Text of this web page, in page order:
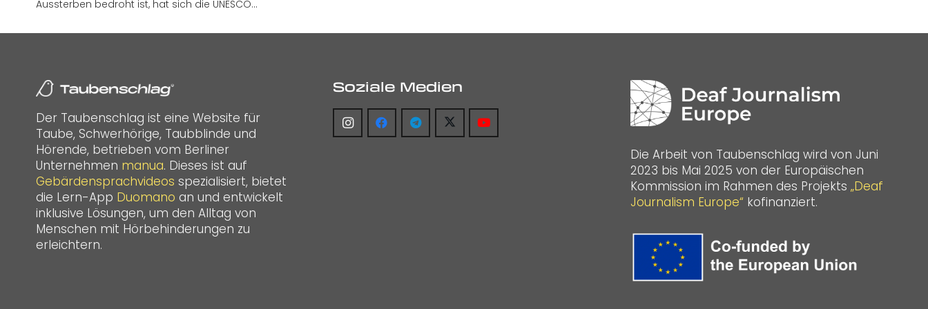
Aussterben bedroht ist, hat sich die UNESCO…
Der Taubenschlag ist eine Website für
Taube, Schwerhörige, Taubblinde und
Hörende, betrieben vom Berliner
Unternehmen manua. Dieses ist auf
Gebärdensprachvideos spezialisiert, bietet
die Lern-App Duomano an und entwickelt
inklusive Lösungen, um den Alltag von
Menschen mit Hörbehinderungen zu
erleichtern.
Soziale Medien
Die Arbeit von Taubenschlag wird von Juni
2023 bis Mai 2025 von der Europäischen
Kommission im Rahmen des Projekts „Deaf
Journalism Europe“ kofinanziert.